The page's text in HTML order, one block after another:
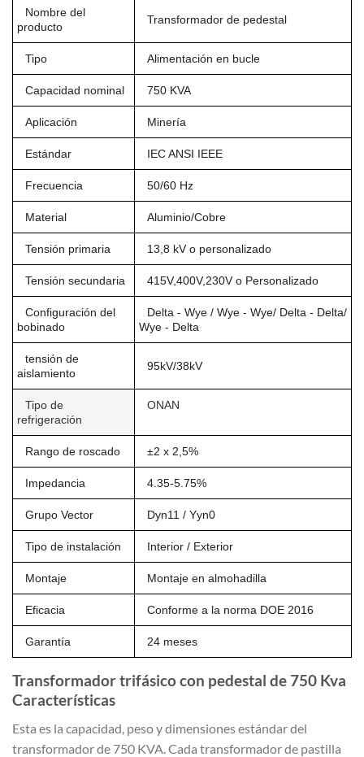
Nombre del
producto
Transformador de pedestal
Tipo Alimentación en bucle
Capacidad nominal 750 KVA
Aplicación Minería
Estándar IEC ANSI IEEE
Frecuencia 50/60 Hz
Material Aluminio/Cobre
Tensión primaria 13,8 kV o personalizado
Tensión secundaria 415V,400V,230V o Personalizado
Configuración del
bobinado
Delta - Wye / Wye - Wye/ Delta - Delta/
Wye - Delta
tensión de
aislamiento
95kV/38kV
Tipo de
refrigeración
ONAN
Rango de roscado ±2 x 2,5%
Impedancia 4.35-5.75%
Grupo Vector Dyn11 / Yyn0
Tipo de instalación Interior / Exterior
Montaje Montaje en almohadilla
Eficacia Conforme a la norma DOE 2016
Garantía 24 meses
Transformador trifásico con pedestal de 750 Kva
Características
Esta es la capacidad, peso y dimensiones estándar del
transformador de 750 KVA. Cada transformador de pastilla